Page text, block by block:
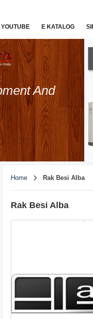
YOUTUBE E KATALOG
And
Home Rak Besi Alba
Rak Besi Alba